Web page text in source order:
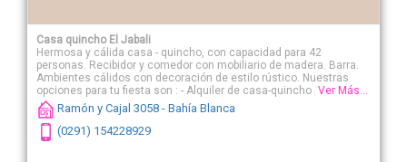
Casa quincho El Jabali
Hermosa y cálida casa - quincho, con capacidad para 42
personas. Recibidor y comedor con mobiliario de madera. Barra.
Ambientes cálidos con decoración de estilo rústico. Nuestras
opciones para tu fiesta son : - Alquiler de casa-quincho por hora.
Mínimo: 5 horas. Incluye vajilla y limpieza. - Alquiler de casa-
quincho con tenedor libre y bebida. Menúes de la casa: Picada
completa con escabeches artesanales (jabalí, ciervo, perdiz y
vizcacha) Chorizo - Morcilla - Pechito de cerdo -Costillar de novillo
Ver Más...
Ramón y Cajal 3058 - Bahía Blanca
(0291) 154228929